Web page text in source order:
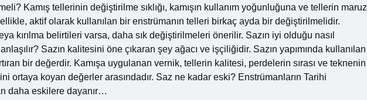
Kamış tellerinin değiştirilme sıklığı, kamışın kullanım yoğunluğuna ve tellerin maruz
aktif olarak kullanılan bir enstrümanın telleri birkaç ayda bir değiştirilmelidir.
kırılma belirtileri varsa, daha sık değiştirilmeleri önerilir. Sazın iyi olduğu nasıl
Sazın kalitesini öne çıkaran şey ağacı ve işçiliğidir. Sazın yapımında kullanılan
bir değerdir. Kamışa uygulanan vernik, tellerin kalitesi, perdelerin sırası ve teknenin
ortaya koyan değerler arasındadır. Saz ne kadar eski? Enstrümanların Tarihi
daha eskilere dayanır…